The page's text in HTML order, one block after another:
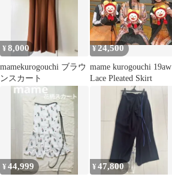
¥8,000
mamekurogouchi ブラウ
ンスカート
¥24,500
mame kurogouchi 19aw
Lace Pleated Skirt
¥44,999 ¥47,800